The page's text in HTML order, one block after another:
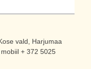
vald, Harjumaa
+ 372 5025